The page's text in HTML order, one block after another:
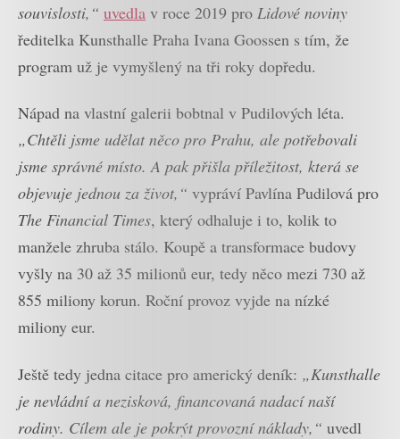
souvislosti,“ uvedla v roce 2019 pro Lidové noviny
ředitelka Kunsthalle Praha Ivana Goossen s tím, že
program už je vymyšlený na tři roky dopředu.
Nápad na vlastní galerii bobtnal v Pudilových léta.
„Chtěli jsme udělat něco pro Prahu, ale potřebovali
jsme správné místo. A pak přišla příležitost, která se
objevuje jednou za život,“ vypráví Pavlína Pudilová pro
The Financial Times, který odhaluje i to, kolik to
manžele zhruba stálo. Koupě a transformace budovy
vyšly na 30 až 35 milionů eur, tedy něco mezi 730 až
855 miliony korun. Roční provoz vyjde na nízké
miliony eur.
Ještě tedy jedna citace pro americký deník: „Kunsthalle
je nevládní a nezisková, financovaná nadací naší
rodiny. Cílem ale je pokrýt provozní náklady,“ uvedl